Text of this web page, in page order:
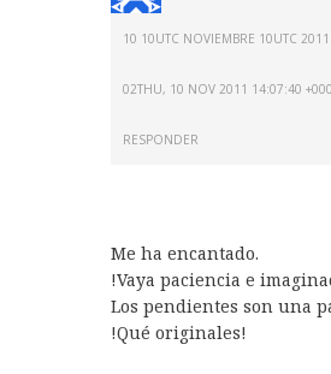
10 10UTC NOVIEMBRE 10UTC
02THU, 10 NOV 2011 14:07:40
RESPONDER
Me ha encantado.
!Vaya paciencia e
Los pendientes son una
!Qué originales!